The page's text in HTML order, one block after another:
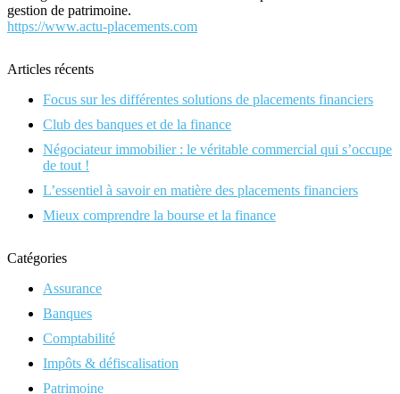
gestion de patrimoine.
https://www.actu-placements.com
Articles récents
Focus sur les différentes solutions de placements financiers
Club des banques et de la finance
Négociateur immobilier : le véritable commercial qui s’occupe
de tout !
L’essentiel à savoir en matière des placements financiers
Mieux comprendre la bourse et la finance
Catégories
Assurance
Banques
Comptabilité
Impôts & défiscalisation
Patrimoine